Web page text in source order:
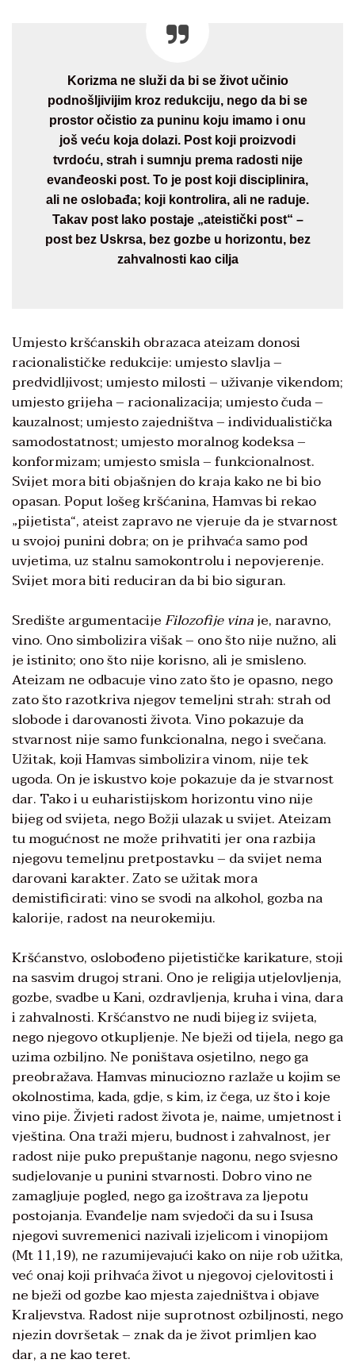
Korizma ne služi da bi se život učinio
podnošljivijim kroz redukciju, nego da bi se
prostor očistio za puninu koju imamo i onu
još veću koja dolazi. Post koji proizvodi
tvrdoću, strah i sumnju prema radosti nije
evanđeoski post. To je post koji disciplinira,
ali ne oslobađa; koji kontrolira, ali ne raduje.
Takav post lako postaje „ateistički post“ –
post bez Uskrsa, bez gozbe u horizontu, bez
zahvalnosti kao cilja
Umjesto kršćanskih obrazaca ateizam donosi
racionalističke redukcije: umjesto slavlja –
predvidljivost; umjesto milosti – uživanje vikendom;
umjesto grijeha – racionalizacija; umjesto čuda –
kauzalnost; umjesto zajedništva – individualistička
samodostatnost; umjesto moralnog kodeksa –
konformizam; umjesto smisla – funkcionalnost.
Svijet mora biti objašnjen do kraja kako ne bi bio
opasan. Poput lošeg kršćanina, Hamvas bi rekao
„pijetista“, ateist zapravo ne vjeruje da je stvarnost
u svojoj punini dobra; on je prihvaća samo pod
uvjetima, uz stalnu samokontrolu i nepovjerenje.
Svijet mora biti reduciran da bi bio siguran.
Središte argumentacijeFilozofije vinaje, naravno,
vino. Ono simbolizira višak – ono što nije nužno, ali
je istinito; ono što nije korisno, ali je smisleno.
Ateizam ne odbacuje vino zato što je opasno, nego
zato što razotkriva njegov temeljni strah: strah od
slobode i darovanosti života. Vino pokazuje da
stvarnost nije samo funkcionalna, nego i svečana.
Užitak, koji Hamvas simbolizira vinom, nije tek
ugoda. On je iskustvo koje pokazuje da je stvarnost
dar. Tako i u euharistijskom horizontu vino nije
bijeg od svijeta, nego Božji ulazak u svijet. Ateizam
tu mogućnost ne može prihvatiti jer ona razbija
njegovu temeljnu pretpostavku – da svijet nema
darovani karakter. Zato se užitak mora
demistificirati: vino se svodi na alkohol, gozba na
kalorije, radost na neurokemiju.
Kršćanstvo, oslobođeno pijetističke karikature, stoji
na sasvim drugoj strani. Ono je religija utjelovljenja,
gozbe, svadbe u Kani, ozdravljenja, kruha i vina, dara
i zahvalnosti. Kršćanstvo ne nudi bijeg iz svijeta,
nego njegovo otkupljenje. Ne bježi od tijela, nego ga
uzima ozbiljno. Ne poništava osjetilno, nego ga
preobražava. Hamvas minuciozno razlaže u kojim se
okolnostima, kada, gdje, s kim, iz čega, uz što i koje
vino pije. Živjeti radost života je, naime, umjetnost i
vještina. Ona traži mjeru, budnost i zahvalnost, jer
radost nije puko prepuštanje nagonu, nego svjesno
sudjelovanje u punini stvarnosti. Dobro vino ne
zamagljuje pogled, nego ga izoštrava za ljepotu
postojanja. Evanđelje nam svjedoči da su i Isusa
njegovi suvremenici nazivali izjelicom i vinopijom
(Mt 11,19), ne razumijevajući kako on nije rob užitka,
već onaj koji prihvaća život u njegovoj cjelovitosti i
ne bježi od gozbe kao mjesta zajedništva i objave
Kraljevstva. Radost nije suprotnost ozbiljnosti, nego
njezin dovršetak – znak da je život primljen kao
dar, a ne kao teret.